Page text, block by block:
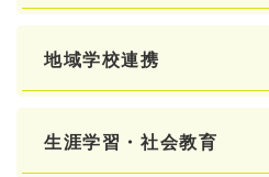
地域学校連携
生涯学習・社会教育